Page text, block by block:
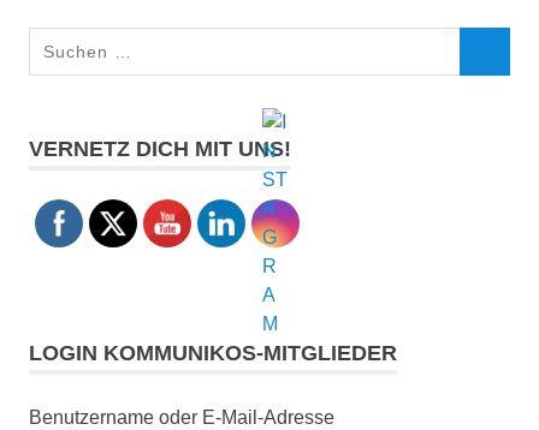
VERNETZ DICH MIT UNS!
LOGIN KOMMUNIKOS-MITGLIEDER
Benutzername oder E-Mail-Adresse